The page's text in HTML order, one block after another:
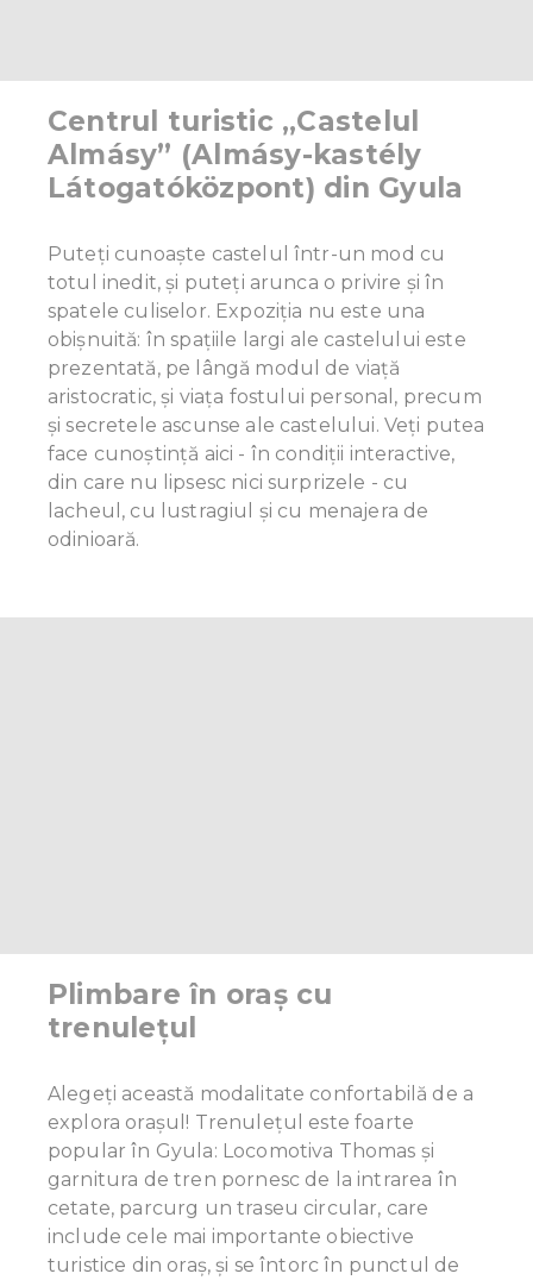
Centrul turistic „Castelul
Almásy” (Almásy-kastély
Látogatóközpont) din Gyula
Puteți cunoaște castelul într-un mod cu
totul inedit, și puteți arunca o privire și în
spatele culiselor. Expoziția nu este una
obișnuită: în spațiile largi ale castelului este
prezentată, pe lângă modul de viață
aristocratic, și viața fostului personal, precum
și secretele ascunse ale castelului. Veți putea
face cunoștință aici - în condiții interactive,
din care nu lipsesc nici surprizele - cu
lacheul, cu lustragiul și cu menajera de
odinioară.
Plimbare în oraș cu
trenulețul
Alegeți această modalitate confortabilă de a
explora orașul! Trenulețul este foarte
popular în Gyula: Locomotiva Thomas și
garnitura de tren pornesc de la intrarea în
cetate, parcurg un traseu circular, care
include cele mai importante obiective
turistice din oraș, și se întorc în punctul de